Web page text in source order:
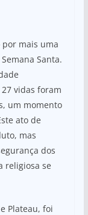
mais uma
Santa.
vidas foram
um momento
ato de
mas
dos
religiosa se
Plateau, foi